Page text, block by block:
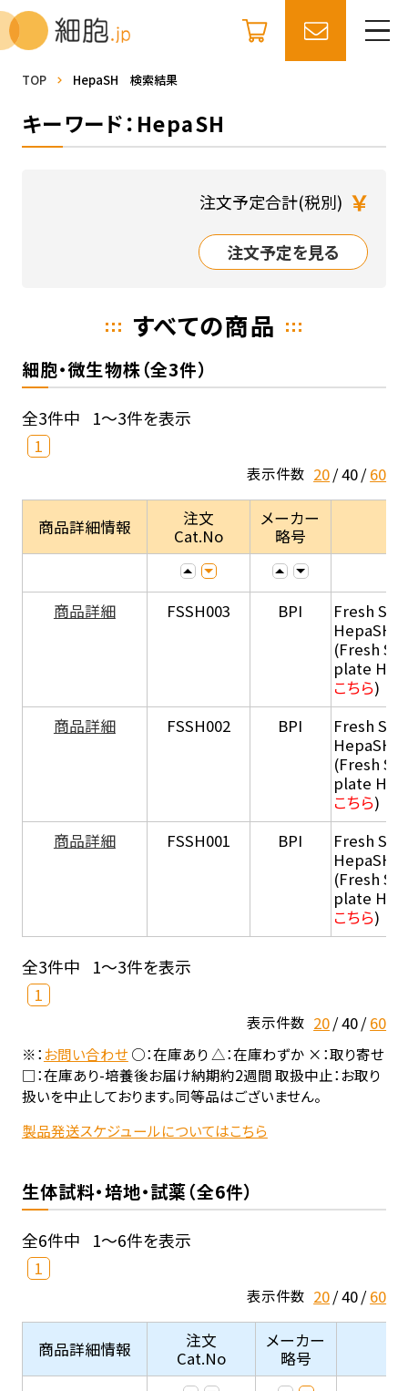
TOP HepaSH 検索結果
キーワード：HepaSH
注文予定合計(税別) ￥
注文予定を見る
すべての商品
細胞・微生物株（全3件）
全3件中 1～3件を表示
1
表示件数 20 40 60
商品詳細情報
注文
Cat.No
メーカー
略号
商品詳細 FSSH003 BPI
Fresh
HepaSH®
(Fresh
plate
こちら)
商品詳細
FSSH002 BPI
Fresh
HepaSH®
(Fresh
plate
こちら)
商品詳細
FSSH001 BPI
Fresh
HepaSH®
(Fresh
plate
こちら)
全3件中 1～3件を表示
1
表示件数 20 40 60
※：お問い合わせ○：在庫あり △：在庫わずか ×：取り寄せ
□：在庫あり-培養後お届け納期約2週間 取扱中止：お取り
扱いを中止しております。同等品はございません。
製品発送スケジュールについてはこちら
生体試料・培地・試薬（全6件）
全6件中 1～6件を表示
1
表示件数 20 40 60
商品詳細情報
注文
Cat.No
メーカー
略号